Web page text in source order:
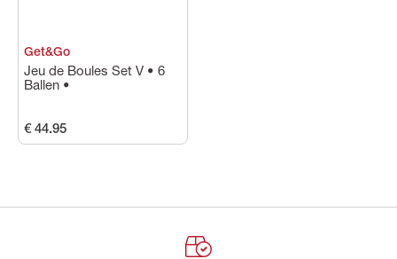
Get&Go
Jeu de Boules Set V • 6
Ballen •
€ 44.95